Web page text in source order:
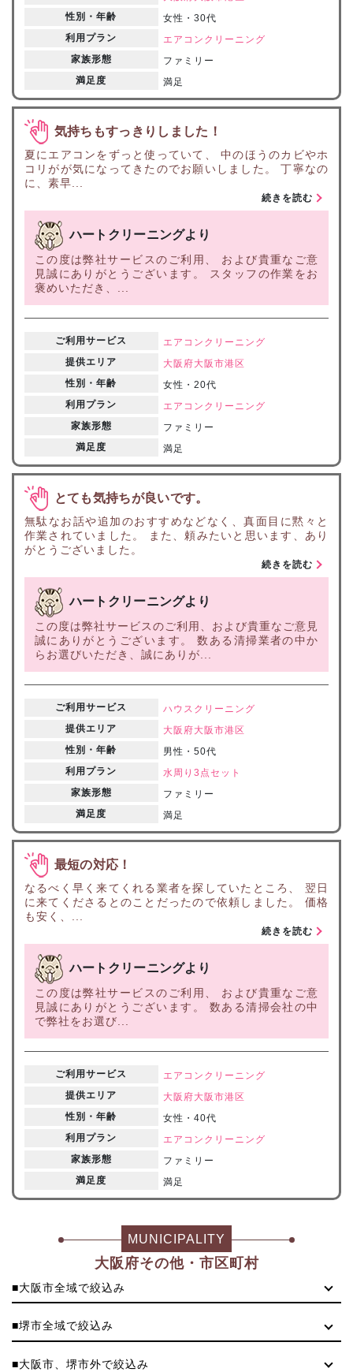
性別・年齢
女性・30代
利用プラン
エアコンクリーニング
家族形態
ファミリー
満足度
満足
気持ちもすっきりしました！
夏にエアコンをずっと使っていて、 中のほうのカビやホ
コリがが気になってきたのでお願いしました。 丁寧なの
に、素早...
続きを読む
ハートクリーニングより
この度は弊社サービスのご利用、 および貴重なご意
見誠にありがとうございます。 スタッフの作業をお
褒めいただき、...
ご利用サービス
エアコンクリーニング
提供エリア
大阪府大阪市港区
性別・年齢
女性・20代
利用プラン
エアコンクリーニング
家族形態
ファミリー
満足度
満足
とても気持ちが良いです。
無駄なお話や追加のおすすめなどなく、真面目に黙々と
作業されていました。 また、頼みたいと思います、あり
がとうございました。
続きを読む
ハートクリーニングより
この度は弊社サービスのご利用、および貴重なご意見
誠にありがとうございます。 数ある清掃業者の中か
らお選びいただき、誠にありが...
ご利用サービス
ハウスクリーニング
提供エリア
大阪府大阪市港区
性別・年齢
男性・50代
利用プラン
水周り3点セット
家族形態
ファミリー
満足度
満足
最短の対応！
なるべく早く来てくれる業者を探していたところ、 翌日
に来てくださるとのことだったので依頼しました。 価格
も安く、...
続きを読む
ハートクリーニングより
この度は弊社サービスのご利用、 および貴重なご意
見誠にありがとうございます。 数ある清掃会社の中
で弊社をお選び...
ご利用サービス
エアコンクリーニング
提供エリア
大阪府大阪市港区
性別・年齢
女性・40代
利用プラン
エアコンクリーニング
家族形態
ファミリー
満足度
満足
MUNICIPALITY
大阪府その他・市区町村
■大阪市全域で絞込み
■堺市全域で絞込み
■大阪市、堺市外で絞込み